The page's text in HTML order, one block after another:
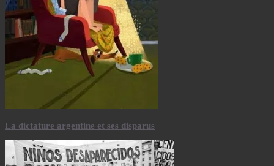
La dictature argentine et ses disparus